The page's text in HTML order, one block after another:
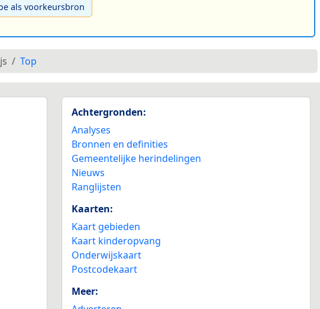
als voorkeursbron
Top
Achtergronden:
Analyses
Bronnen en definities
Gemeentelijke herindelingen
Nieuws
Ranglijsten
Kaarten:
Kaart gebieden
Kaart kinderopvang
Onderwijskaart
Postcodekaart
Meer: